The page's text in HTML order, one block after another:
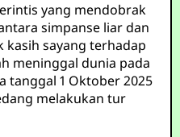
yang mendobrak
simpanse liar dan
sayang terhadap
meninggal dunia pada
tanggal 1 Oktober 2025
melakukan tur